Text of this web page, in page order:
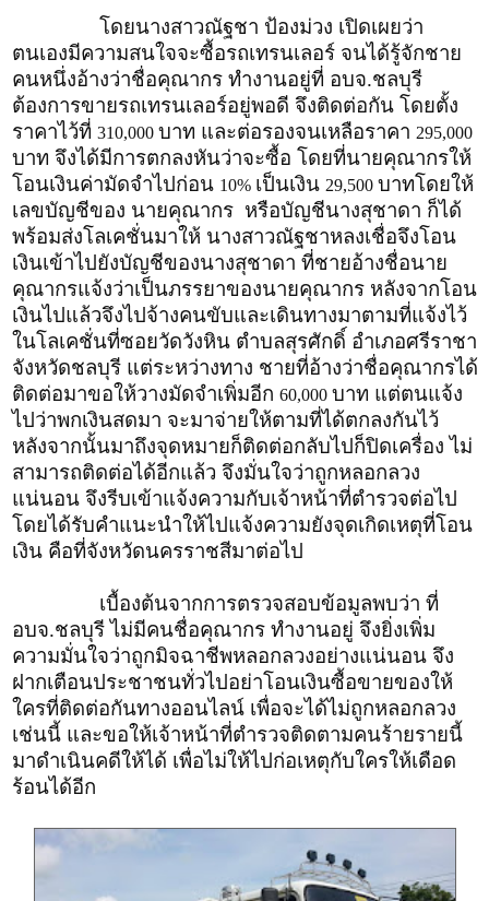
โดยนางสาวณัฐชา ป้องม่วง เปิดเผยว่า
ตนเองมีความสนใจจะซื้อรถเทรนเลอร์ จนได้รู้จักชาย
คนหนึ่งอ้างว่าชื่อคุณากร ทำงานอยู่ที่ อบจ.ชลบุรี
ต้องการขายรถเทรนเลอร์อยู่พอดี จึงติดต่อกัน โดยตั้ง
ราคาไว้ที่ 310,000 บาท และต่อรองจนเหลือราคา 295,000
บาท จึงได้มีการตกลงหันว่าจะซื้อ โดยที่นายคุณากรให้
โอนเงินค่ามัดจำไปก่อน 10% เป็นเงิน 29,500 บาทโดยให้
เลขบัญชีของ นายคุณากร หรือบัญชีนางสุชาดา ก็ได้
พร้อมส่งโลเคชั่นมาให้ นางสาวณัฐชาหลงเชื่อจึงโอน
เงินเข้าไปยังบัญชีของนางสุชาดา ที่ชายอ้างชื่อนาย
คุณากรแจ้งว่าเป็นภรรยาของนายคุณากร หลังจากโอน
เงินไปแล้วจึงไปจ้างคนขับและเดินทางมาตามที่แจ้งไว้
ในโลเคชั่นที่ซอยวัดวังหิน ตำบลสุรศักดิ์ อำเภอศรีราชา
จังหวัดชลบุรี แต่ระหว่างทาง ชายที่อ้างว่าชื่อคุณากรได้
ติดต่อมาขอให้วางมัดจำเพิ่มอีก 60,000 บาท แต่ตนแจ้ง
ไปว่าพกเงินสดมา จะมาจ่ายให้ตามที่ได้ตกลงกันไว้
หลังจากนั้นมาถึงจุดหมายก็ติดต่อกลับไปก็ปิดเครื่อง ไม่
สามารถติดต่อได้อีกแล้ว จึงมั่นใจว่าถูกหลอกลวง
แน่นอน จึงรีบเข้าแจ้งความกับเจ้าหน้าที่ตำรวจต่อไป
โดยได้รับคำแนะนำให้ไปแจ้งความยังจุดเกิดเหตุที่โอน
เงิน คือที่จังหวัดนครราชสีมาต่อไป
เบื้องต้นจากการตรวจสอบข้อมูลพบว่า ที่
อบจ.ชลบุรี ไม่มีคนชื่อคุณากร ทำงานอยู่ จึงยิ่งเพิ่ม
ความมั่นใจว่าถูกมิจฉาชีพหลอกลวงอย่างแน่นอน จึง
ฝากเตือนประชาชนทั่วไปอย่าโอนเงินซื้อขายของให้
ใครที่ติดต่อกันทางออนไลน์ เพื่อจะได้ไม่ถูกหลอกลวง
เช่นนี้ และขอให้เจ้าหน้าที่ตำรวจติดตามคนร้ายรายนี้
มาดำเนินคดีให้ได้ เพื่อไม่ให้ไปก่อเหตุกับใครให้เดือด
ร้อนได้อีก